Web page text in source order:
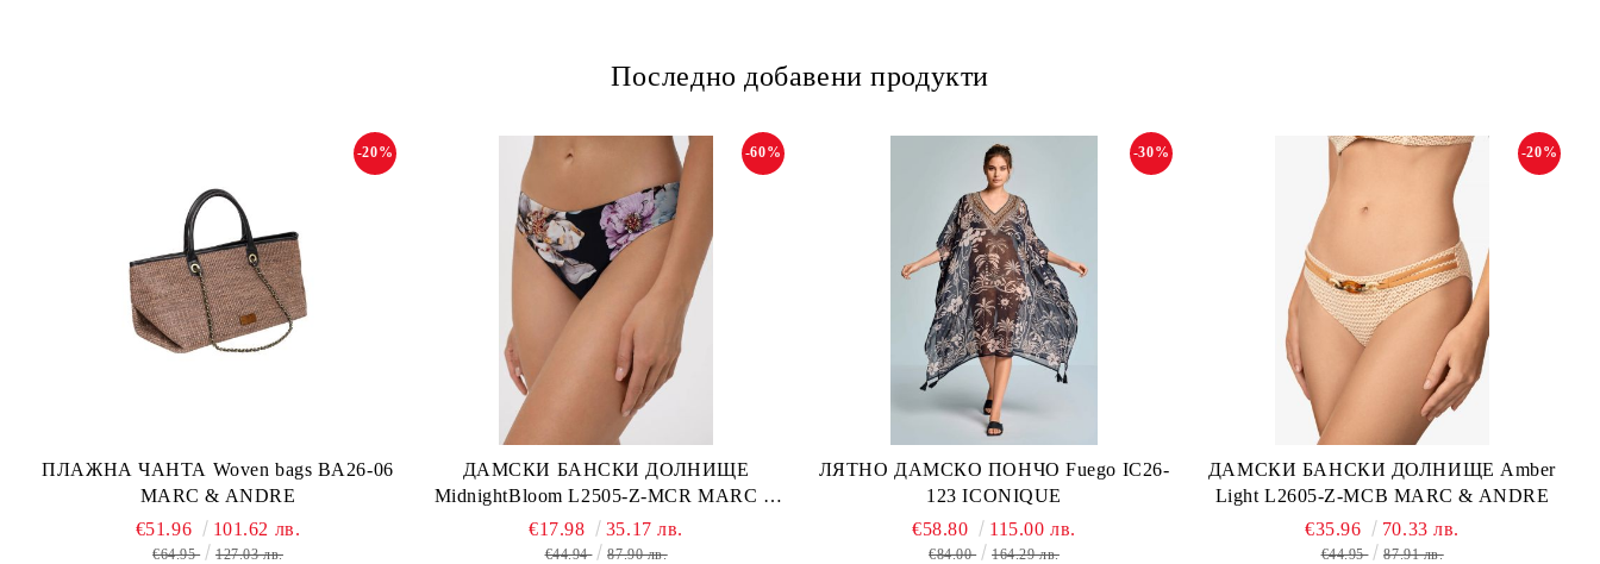
Последно добавени продукти
ПЛАЖНА ЧАНТА Woven bags BA26-06
MARC & ANDRE
-20%
€51.96 101.62 лв.
€64.95 127.03 лв.
ДАМСКИ БАНСКИ ДОЛНИЩЕ
MidnightBloom L2505-Z-MCR MARC &
ANDRE
-60%
€17.98 35.17 лв.
€44.94 87.90 лв.
ЛЯТНО ДАМСКО ПОНЧО Fuego IC26-
123 ICONIQUE
-30%
€58.80 115.00 лв.
€84.00 164.29 лв.
ДАМСКИ БАНСКИ ДОЛНИЩЕ Amber
Light L2605-Z-MCB MARC & ANDRE
-20%
€35.96 70.33 лв.
€44.95 87.91 лв.